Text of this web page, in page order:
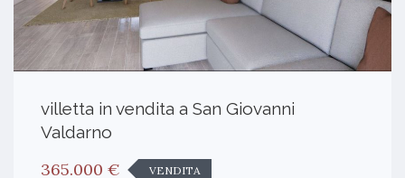
villetta in vendita a San Giovanni
Valdarno
365.000 € VENDITA